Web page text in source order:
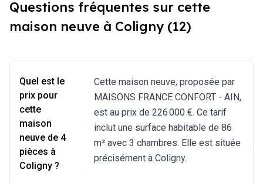
Questions fréquentes sur cette
maison neuve à Coligny (12)
Quel est le
prix pour
cette
maison
neuve de 4
pièces à
Coligny ?
Cette maison neuve, proposée par
MAISONS FRANCE CONFORT - AIN,
est au prix de 226 000 €. Ce tarif
inclut une surface habitable de 86
m² avec 3 chambres. Elle est située
précisément à Coligny.